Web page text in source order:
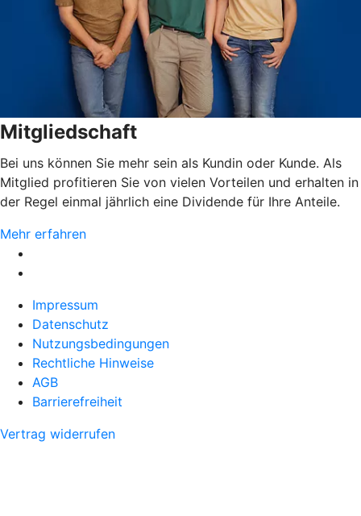
Mitgliedschaft
Bei uns können Sie mehr sein als Kundin oder Kunde. Als
Mitglied profitieren Sie von vielen Vorteilen und erhalten in
der Regel einmal jährlich eine Dividende für Ihre Anteile.
Mehr erfahren
Impressum
Datenschutz
Nutzungsbedingungen
Rechtliche Hinweise
AGB
Barrierefreiheit
Vertrag widerrufen